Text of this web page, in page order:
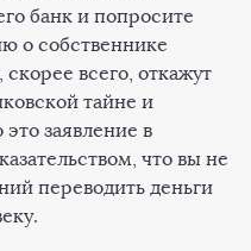
банк и попросите
о собственнике
всего, откажут
тайне и
заявление в
что вы не
переводить деньги